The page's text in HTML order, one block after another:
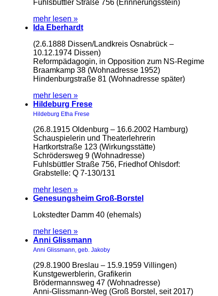
Fuhlsbüttler Straße 756 (Erinnerungsstein)
mehr lesen »
Ida Eberhardt
(2.6.1888 Dissen/Landkreis Osnabrück –
10.12.1974 Dissen)
Reformpädagogin, in Opposition zum NS-Regime
Braamkamp 38 (Wohnadresse 1952)
Hindenburgstraße 81 (Wohnadresse später)
mehr lesen »
Hildeburg Frese
Hildeburg Etha Frese
(26.8.1915 Oldenburg – 16.6.2002 Hamburg)
Schauspielerin und Theaterlehrerin
Hartkortstraße 123 (Wirkungsstätte)
Schrödersweg 9 (Wohnadresse)
Fuhlsbüttler Straße 756, Friedhof Ohlsdorf:
Grabstelle: Q 7-130/131
mehr lesen »
Genesungsheim Groß-Borstel
Lokstedter Damm 40 (ehemals)
mehr lesen »
Anni Glissmann
Anni Glissmann, geb. Jakoby
(29.8.1900 Breslau – 15.9.1959 Villingen)
Kunstgewerblerin, Grafikerin
Brödermannsweg 47 (Wohnadresse)
Anni-Glissmann-Weg (Groß Borstel, seit 2017)